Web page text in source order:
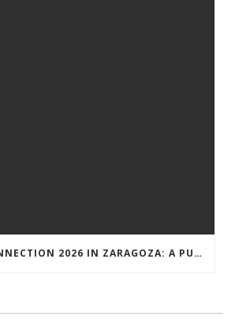
BIOPHYZZA CONNECTION 2026 IN ZARAGOZA: A PUBLIC OUTREACH EVENT ON 26 MARCH WHERE SCIENCE AND PIZZA COME TOGETHER.